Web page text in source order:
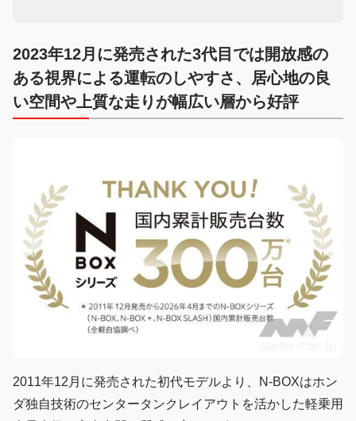
2023年12月に発売された3代目では開放感の
ある視界による運転のしやすさ、居心地の良
い空間や上質な走りが幅広い層から好評
2011年12月に発売された初代モデルより、N-BOXはホン
ダ独自技術のセンタータンクレイアウトを活かした軽乗用